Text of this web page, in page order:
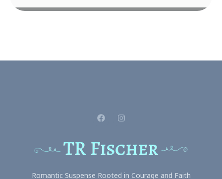
Romantic Suspense Rooted in Courage and Faith